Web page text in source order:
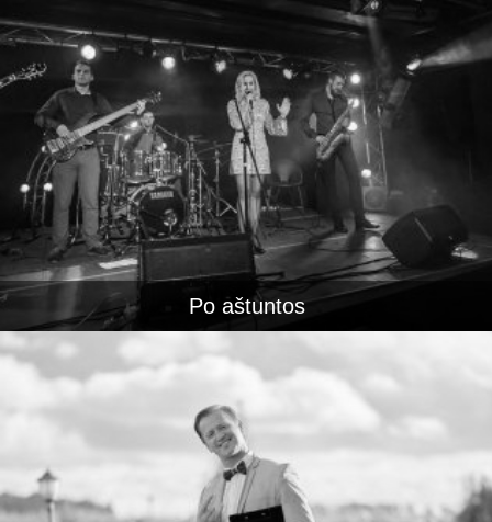
Po aštuntos